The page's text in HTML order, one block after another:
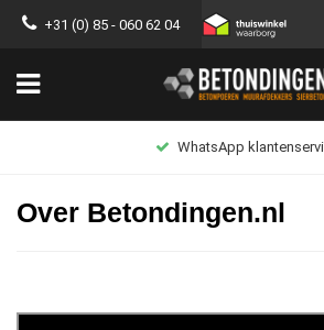
+31 (0) 85 - 060 62 04
Lage verzendkosten
Over Betondingen.nl